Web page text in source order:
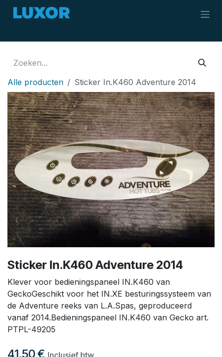
Overslaan naar inhoud
Alle producten Sticker In.K460 Adventure 2014
Sticker In.K460 Adventure 2014
Klever voor bedieningspaneel IN.K460 van
GeckoGeschikt voor het IN.XE besturingssysteem van
de Adventure reeks van L.A.Spas, geproduceerd
vanaf 2014.Bedieningspaneel IN.K460 van Gecko art.
PTPL-49205
41,50€ Inclusief btw